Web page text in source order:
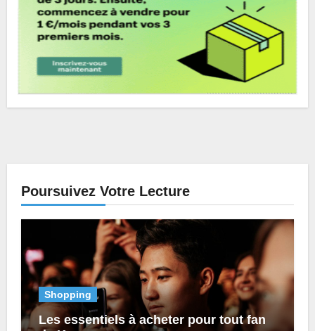
Poursuivez Votre Lecture
Shopping
Les essentiels à acheter pour tout fan